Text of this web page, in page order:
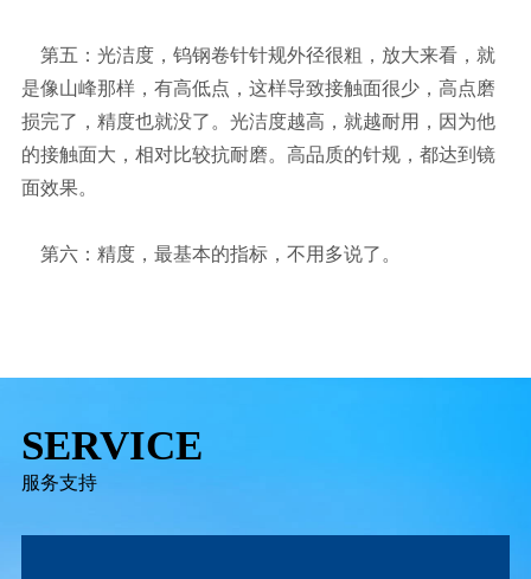
第五：光洁度， 钨钢卷针针规外径很粗，放大来看，就
是像山峰那样，有高低点，这样导致接触面很少，高点磨
损完了，精度也就没了。光洁度越高，就越耐用，因为他
的接触面大，相对比较抗耐磨。高品质的针规，都达到镜
面效果。
第六：精度，最基本的指标，不用多说了。
SERVICE
服务支持